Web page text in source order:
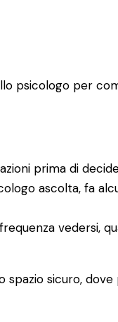
psicologo per
prima di
ascolta, fa
vedersi,
sicuro,